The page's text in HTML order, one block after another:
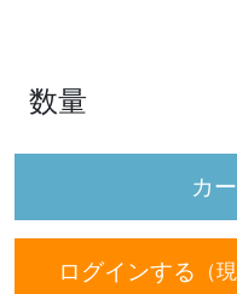
数量
ログインする （